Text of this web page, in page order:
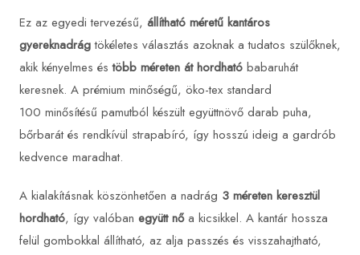
Ez az egyedi tervezésű, állítható méretű kantáros
gyereknadrágtökéletes választás azoknak a tudatos szülőknek,
akik kényelmes éstöbb méreten át hordható babaruhát
keresnek. A prémium minőségű, öko-tex standard
100 minősítésű pamutból készült együttnövő darab puha,
bőrbarát és rendkívül strapabíró, így hosszú ideig a gardrób
kedvence maradhat.
A kialakításnak köszönhetően a nadrág 3 méreten keresztül
hordható, így valóban együtt nőa kicsikkel. A kantár hossza
felül gombokkal állítható, az alja passzés és visszahajtható,